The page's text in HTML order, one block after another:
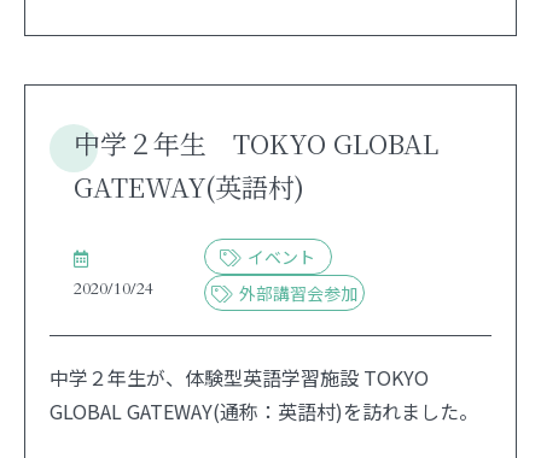
中学２年生 TOKYO GLOBAL
GATEWAY(英語村)
2020/10/24
イベント
外部講習会参加
中学２年生が、体験型英語学習施設 TOKYO
GLOBAL GATEWAY(通称：英語村)を訪れました。